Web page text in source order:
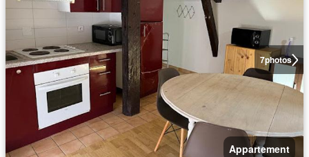
7photos
Appartement